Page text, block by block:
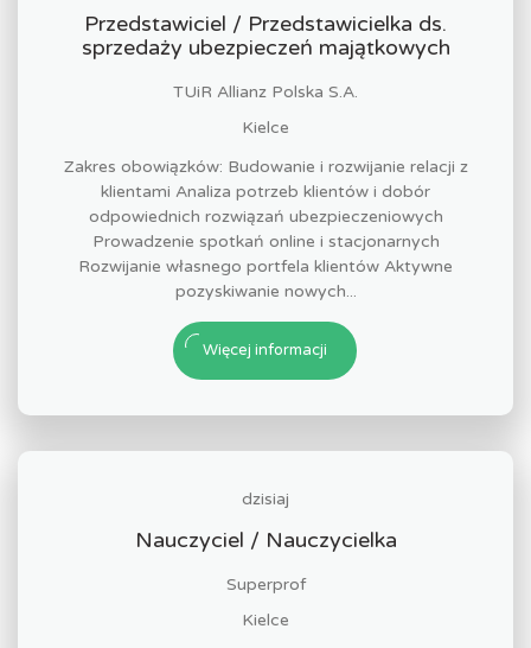
Przedstawiciel / Przedstawicielka ds.
sprzedaży ubezpieczeń majątkowych
TUiR Allianz Polska S.A.
Kielce
Zakres obowiązków: Budowanie i rozwijanie relacji z
klientami Analiza potrzeb klientów i dobór
odpowiednich rozwiązań ubezpieczeniowych
Prowadzenie spotkań online i stacjonarnych
Rozwijanie własnego portfela klientów Aktywne
pozyskiwanie nowych...
Więcej informacji
dzisiaj
Nauczyciel / Nauczycielka
Superprof
Kielce